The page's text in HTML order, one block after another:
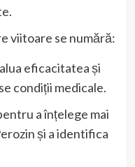
viitoare se numără:
eficacitatea și
condiții medicale.
a înțelege mai
și a identifica